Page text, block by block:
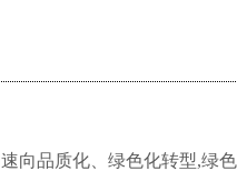
向品质化、绿色化转型,绿